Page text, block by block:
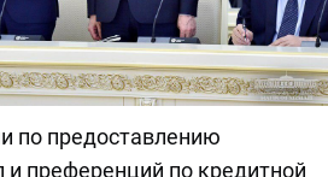
по предоставлению
и преференций по кредитной